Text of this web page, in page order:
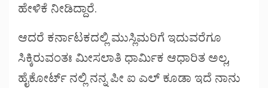
ಹೇಳಿಕೆ ನೀಡಿದ್ದಾರೆ.
ಆದರೆ ಕರ್ನಾಟಕದಲ್ಲಿ ಮುಸ್ಲಿಮರಿಗೆ ಇದುವರೆಗೂ
ಸಿಕ್ಕಿರುವಂತಃ ಮೀಸಲಾತಿ ಧಾರ್ಮಿಕ ಆಧಾರಿತ ಅಲ್ಲ,
ಹೈಕೋರ್ಟ್ ನಲ್ಲಿ ನನ್ನ ಪೀ ಐ ಎಲ್ ಕೂಡಾ ಇದೆ ನಾನು